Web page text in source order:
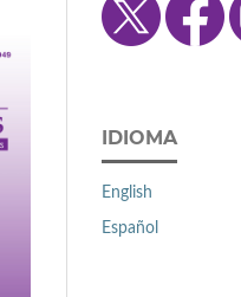
IDIOMA
English
Español